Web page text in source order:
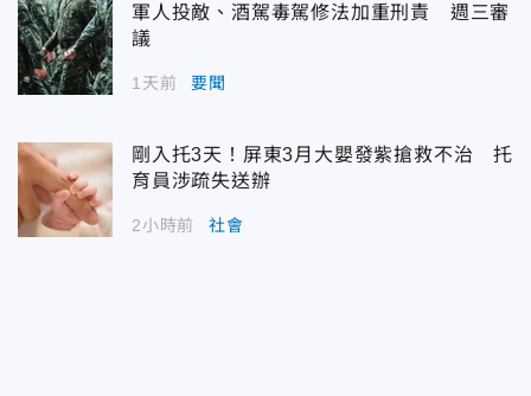
軍人投敵、酒駕毒駕修法加重刑責 週三審
議
1天前 要聞
剛入托3天！屏東3月大嬰發紫搶救不治 托
育員涉疏失送辦
2小時前 社會